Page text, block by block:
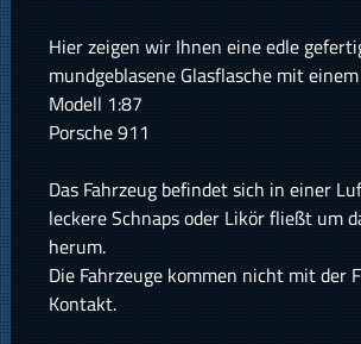
Hier zeigen wir Ihnen eine edle
mundgeblasene Glasflasche mit
Modell 1:87
Porsche 911
Das Fahrzeug befindet sich in einer
leckere Schnaps oder Likör fließt um
herum.
Die Fahrzeuge kommen nicht mit der
Kontakt.